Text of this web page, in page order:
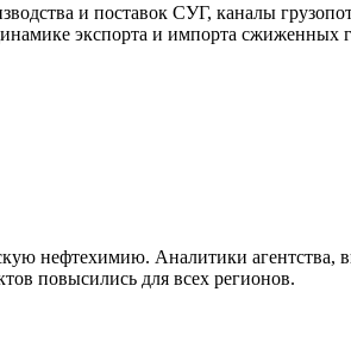
и поставок СУГ, каналы
экспорта и импорта сжиженных
нефтехимию. Аналитики
повысились для всех регионов.